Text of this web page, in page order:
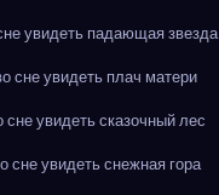
увидеть падающая звезда
сне увидеть плач матери
сне увидеть сказочный лес
сне увидеть снежная гора